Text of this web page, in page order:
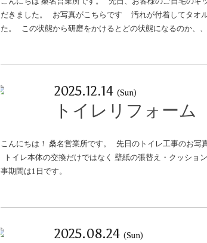
だきました。 お写真がこちらです 汚れが付着してタオ
た。 この状態から研磨をかけるとどの状態になるのか
2025.12.14 (Sun)
トイレリフォーム
こんにちは！ 桑名営業所です。 先日のトイレ工事の
トイレ本体の交換だけではなく 壁紙の張替え・クッショ
事期間は1日です。
2025.08.24 (Sun)